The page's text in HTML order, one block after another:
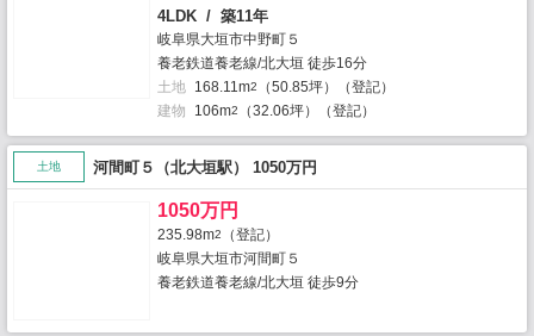
4LDK / 築11年
岐阜県大垣市中野町５
養老鉄道養老線/北大垣 徒歩16分
土地 168.11m2
（50.85坪）（登記）
建物
106m2 （32.06坪）（登記）
土地 河間町５（北大垣駅） 1050万円
1050万円
235.98m2
（登記）
岐阜県大垣市河間町５
養老鉄道養老線/北大垣 徒歩9分